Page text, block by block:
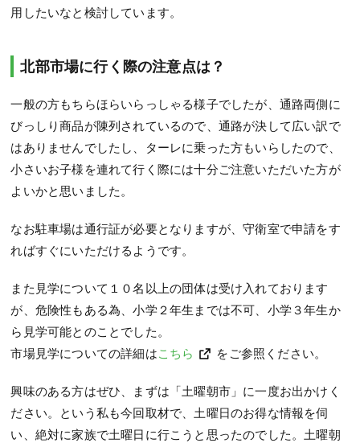
用したいなと検討しています。
北部市場に行く際の注意点は？
一般の方もちらほらいらっしゃる様子でしたが、通路両側に
びっしり商品が陳列されているので、通路が決して広い訳で
はありませんでしたし、ターレに乗った方もいらしたので、
小さいお子様を連れて行く際には十分ご注意いただいた方が
よいかと思いました。
なお駐車場は通行証が必要となりますが、守衛室で申請をす
ればすぐにいただけるようです。
また見学について１０名以上の団体は受け入れております
が、危険性もある為、小学２年生までは不可、小学３年生か
ら見学可能とのことでした。
市場見学についての詳細はこちら をご参照ください。
興味のある方はぜひ、まずは「土曜朝市」に一度お出かけく
ださい。という私も今回取材で、土曜日のお得な情報を伺
い、絶対に家族で土曜日に行こうと思ったのでした。土曜朝